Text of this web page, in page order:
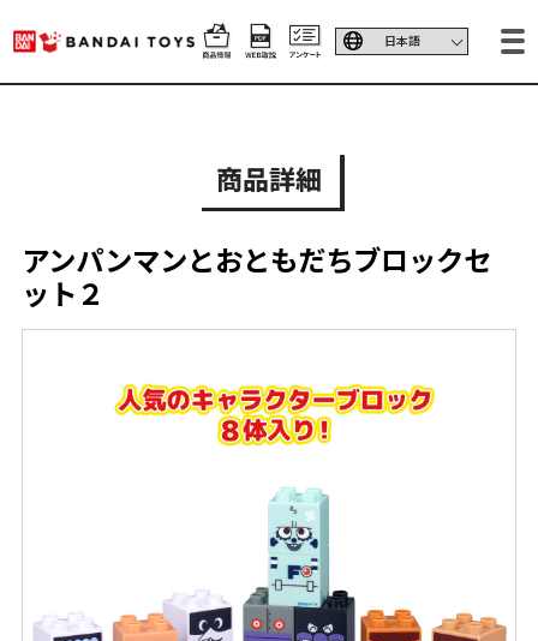
商品詳細
アンパンマンとおともだちブロックセ
ット２